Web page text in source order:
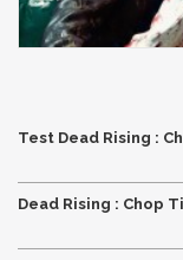
Test Dead Rising :
Dead Rising : Chop